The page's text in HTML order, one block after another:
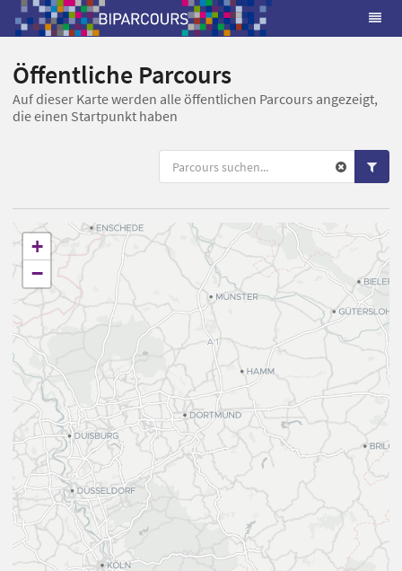
Öffentliche Parcours
Auf dieser Karte werden alle öffentlichen Parcours angezeigt,
die einen Startpunkt haben
+
−